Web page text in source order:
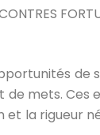
mets.
la rigueur